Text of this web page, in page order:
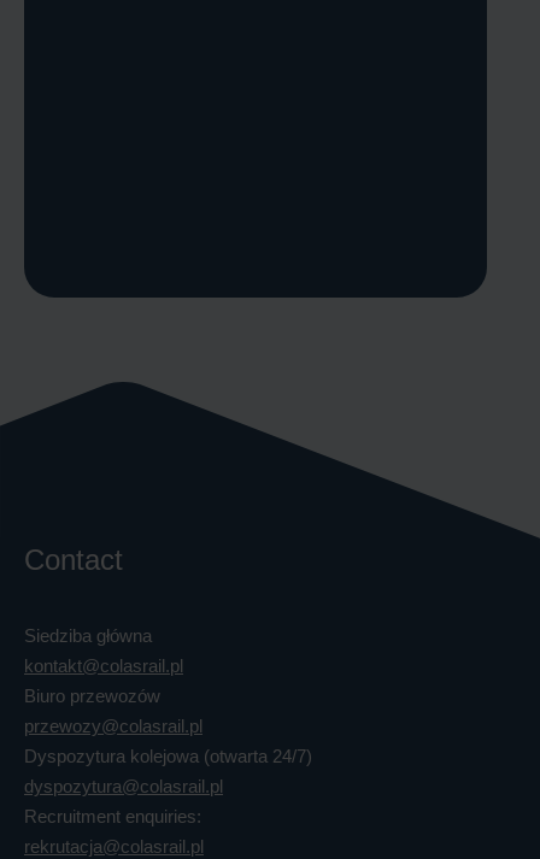
Contact
Siedziba główna
kontakt@colasrail.pl
Biuro przewozów
przewozy@colasrail.pl
Dyspozytura kolejowa (otwarta 24/7)
dyspozytura@colasrail.pl
Recruitment enquiries:
rekrutacja@colasrail.pl